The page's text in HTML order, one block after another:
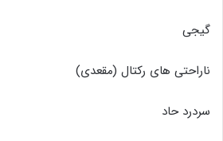
گیجی
ناراحتی های رکتال (مقعدی)
سردرد حاد